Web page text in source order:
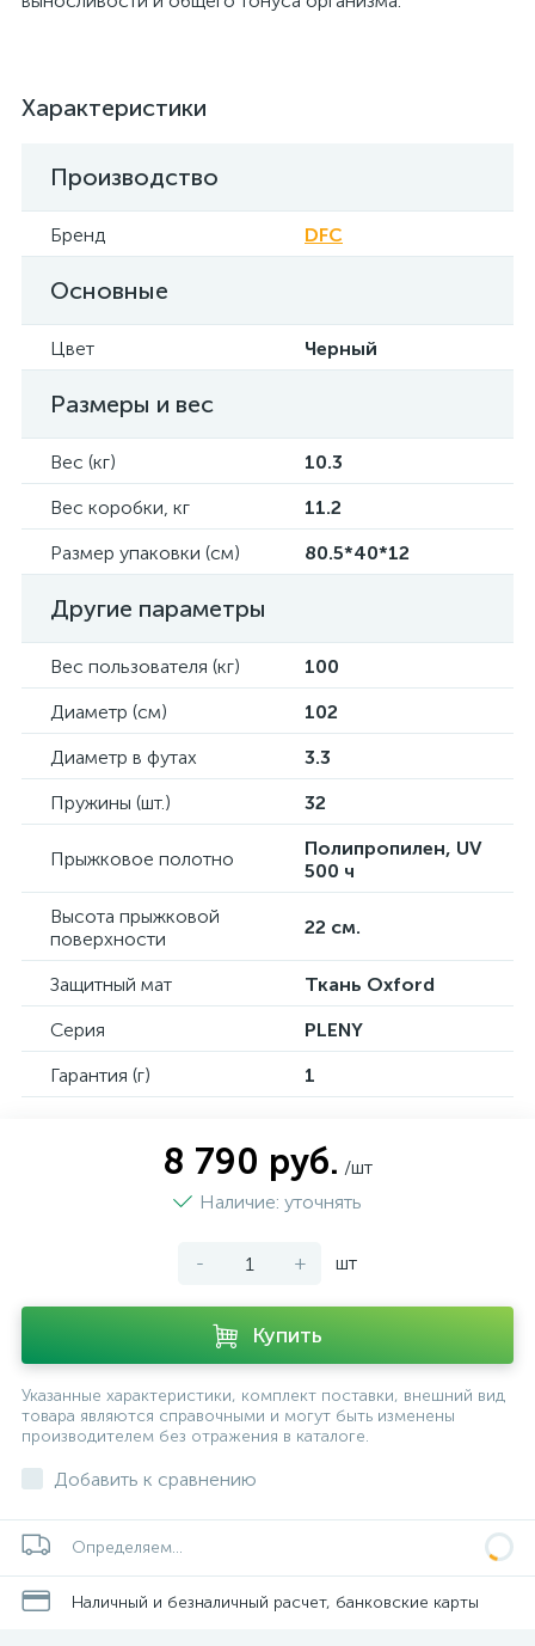
Характеристики
Производство
Бренд DFC
Основные
Цвет Черный
Размеры и вес
Вес (кг)
10.3
Вес коробки, кг
11.2
Размер упаковки (см)
80.5*40*12
Другие параметры
Вес пользователя (кг)
100
Диаметр (см)
102
Диаметр в футах
3.3
Пружины (шт.)
32
Прыжковое полотно
Полипропилен, UV
500 ч
Высота прыжковой
поверхности
22 см.
Защитный мат
Ткань Oxford
Серия
PLENY
Гарантия (г)
1
8 790 руб. /шт
Наличие: уточнять
- + шт
Купить
Указанные характеристики, комплект поставки, внешний вид
товара являются справочными и могут быть изменены
производителем без отражения в каталоге.
Добавить к сравнению
Определяем...
Наличный и безналичный расчет, банковские карты